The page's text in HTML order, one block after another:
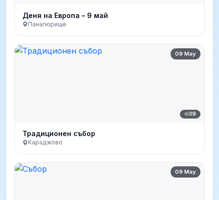
Деня на Европа – 9 май
Панагюрище
09 May
39
Традиционен събор
Караджово
09 May